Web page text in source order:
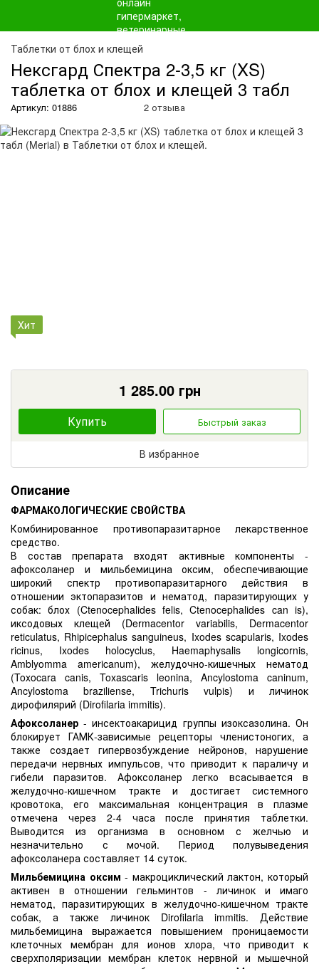
Таблетки от блох и клещей
Нексгард Спектра 2-3,5 кг (XS)
таблетка от блох и клещей 3 табл
Артикул: 01886 2 отзыва
Хит
1 285.00грн
Купить Быстрый заказ
В избранное
Описание
ФАРМАКОЛОГИЧЕСКИЕ СВОЙСТВА
Комбинированное противопаразитарное лекарственное
средство.
В состав препарата входят активные компоненты -
афоксоланер и мильбемицина оксим, обеспечивающие
широкий спектр противопаразитарного действия в
отношении эктопаразитов и нематод, паразитирующих у
собак: блох (Ctenocephalides felis, Ctenocephalides can is),
иксодовых клещей (Dermacentor variabilis, Dermacentor
reticulatus, Rhipicephalus sanguineus, Ixodes scapularis, Ixodes
ricinus, Ixodes holocyclus, Haemaphysalis longicornis,
Amblyomma americanum), желудочно-кишечных нематод
(Toxocara canis, Toxascaris leonina, Ancylostoma caninum,
Ancylostoma braziliense, Trichuris vulpis) и личинок
дирофилярий (Dirofilaria immitis).
Афоксоланер - инсектоакарицид группы изоксазолина. Он
блокирует ГАМК-зависимые рецепторы членистоногих, а
также создает гипервозбуждение нейронов, нарушение
передачи нервных импульсов, что приводит к параличу и
гибели паразитов. Афоксоланер легко всасывается в
желудочно-кишечном тракте и достигает системного
кровотока, его максимальная концентрация в плазме
отмечена через 2-4 часа после принятия таблетки.
Выводится из организма в основном с желчью и
незначительно с мочой. Период полувыведения
афоксоланера составляет 14 суток.
Мильбемицина оксим - макроциклический лактон, который
активен в отношении гельминтов - личинок и имаго
нематод, паразитирующих в желудочно-кишечном тракте
собак, а также личинок Dirofilaria immitis. Действие
мильбемицина выражается повышением проницаемости
клеточных мембран для ионов хлора, что приводит к
сверхполяризации мембран клеток нервной и мышечной